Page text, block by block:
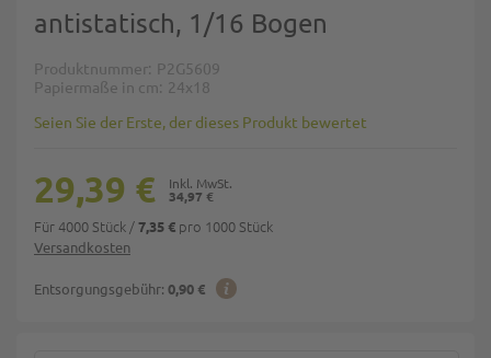
antistatisch, 1/16 Bogen
Produktnummer P2G5609
Papiermaße in cm
24x18
Seien Sie der Erste, der dieses Produkt bewertet
Versandkosten
Entsorgungsgebühr: 0,90 €
34,97 €
29,39 €
Für 4000 Stück /7,35 € pro 1000 Stück